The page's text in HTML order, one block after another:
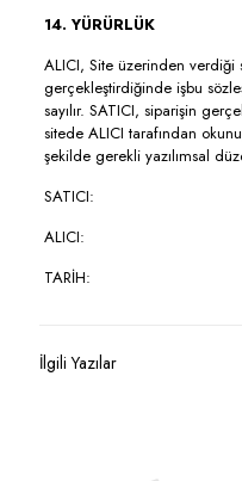
14. YÜRÜRLÜK
ALICI, Site üzerinden verdiği
gerçekleştirdiğinde işbu
sayılır. SATICI, siparişin
sitede ALICI tarafından
şekilde gerekli yazılımsal
SATICI:
ALICI:
TARİH:
İlgili Yazılar